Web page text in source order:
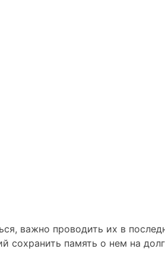
важно проводить их в
память о нем на